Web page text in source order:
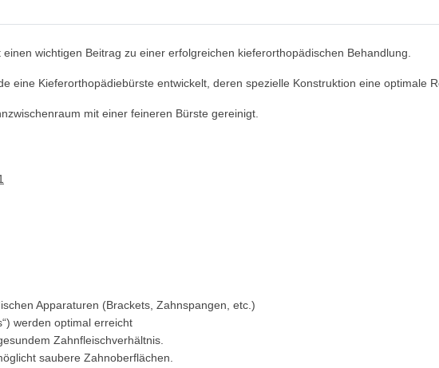
wichtigen Beitrag zu einer erfolgreichen kieferorthopädischen Behandlung.
eine Kieferorthopädiebürste entwickelt, deren spezielle Konstruktion eine optimale
mit einer feineren Bürste gereinigt.
Apparaturen (Brackets, Zahnspangen, etc.)
werden optimal erreicht
Zahnfleischverhältnis.
saubere Zahnoberflächen.